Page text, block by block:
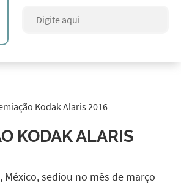
Kodak Alaris 2016
KODAK ALARIS
México, sediou no mês de março